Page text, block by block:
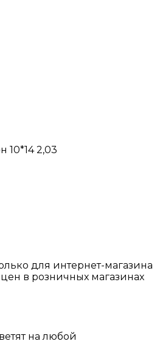
10*14 2,03
для интернет-магазина
в розничных магазинах
на любой